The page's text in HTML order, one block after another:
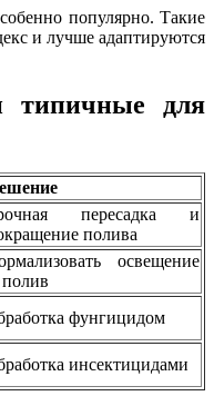
популярно. Такие
и лучше адаптируются
типичные для
пересадка и
полива
освещение
фунгицидом
инсектицидами